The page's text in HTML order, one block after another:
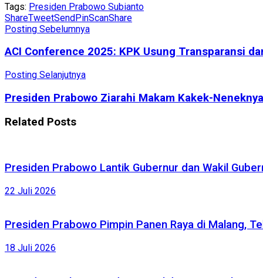
Tags: Presiden Prabowo Subianto
ShareTweetSendPinScanShare
Posting Sebelumnya
ACI Conference 2025: KPK Usung Transparansi
Posting Selanjutnya
Presiden Prabowo Ziarahi Makam Kakek-
Related Posts
Presiden Prabowo Lantik Gubernur dan Wakil
22 Juli 2026
Presiden Prabowo Pimpin Panen Raya di Malang,
18 Juli 2026